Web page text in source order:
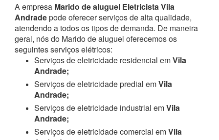
A empresa Marido de aluguel Eletricista Vila
Andradepode oferecer serviços de alta qualidade,
atendendo a todos os tipos de demanda. De maneira
geral, nós do Marido de aluguel oferecemos os
seguintes serviços elétricos:
Serviços de eletricidade residencial emVila
Andrade;
Serviços de eletricidade predial emVila
Andrade;
Serviços de eletricidade industrial emVila
Andrade;
Serviços de eletricidade comercial emVila